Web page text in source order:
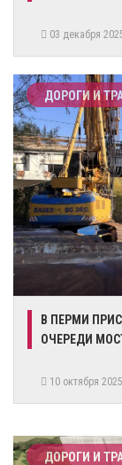
03 декабря
ДОРОГИ И
В ПЕРМИ
ОЧЕРЕДИ
10 октября
ДОРОГИ И